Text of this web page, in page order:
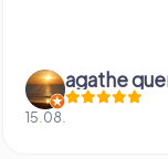
agathe
15.08.